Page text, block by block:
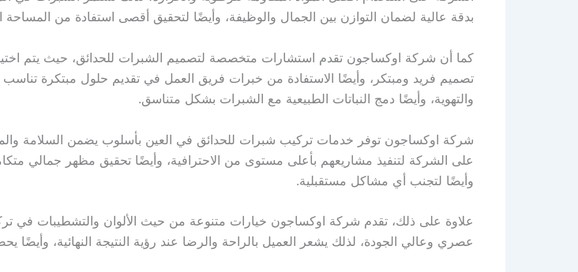
بدقة عالية لضمان التوازن بين الجمال والوظيفة، وأيضًا لتحقيق أقصى استفادة من المساحة
كما أن شركة اوكساجون تقدم استشارات متخصصة لتصميم الشبرات للحدائق، حيث يتم
تصميم فريد ومبتكر، وأيضًا الاستفادة من خبرات فريق العمل في تقديم حلول مبتكرة
والتهوية، وأيضًا دمج النباتات الطبيعية مع الشبرات بشكل متناسق.
شركة اوكساجون توفر خدمات تركيب شبرات للحدائق في العين بأسلوب يضمن السلامة والمتانة،
على الشركة لتنفيذ مشاريعهم بأعلى مستوى من الاحترافية، وأيضًا تحقيق مظهر جمالي
وأيضًا لتجنب أي مشاكل مستقبلية.
علاوة على ذلك، تقدم شركة اوكساجون خيارات متنوعة من حيث الألوان والتشطيبات في
عصري وعالي الجودة، لذلك يشعر العميل بالراحة والرضا عند رؤية النتيجة النهائية،